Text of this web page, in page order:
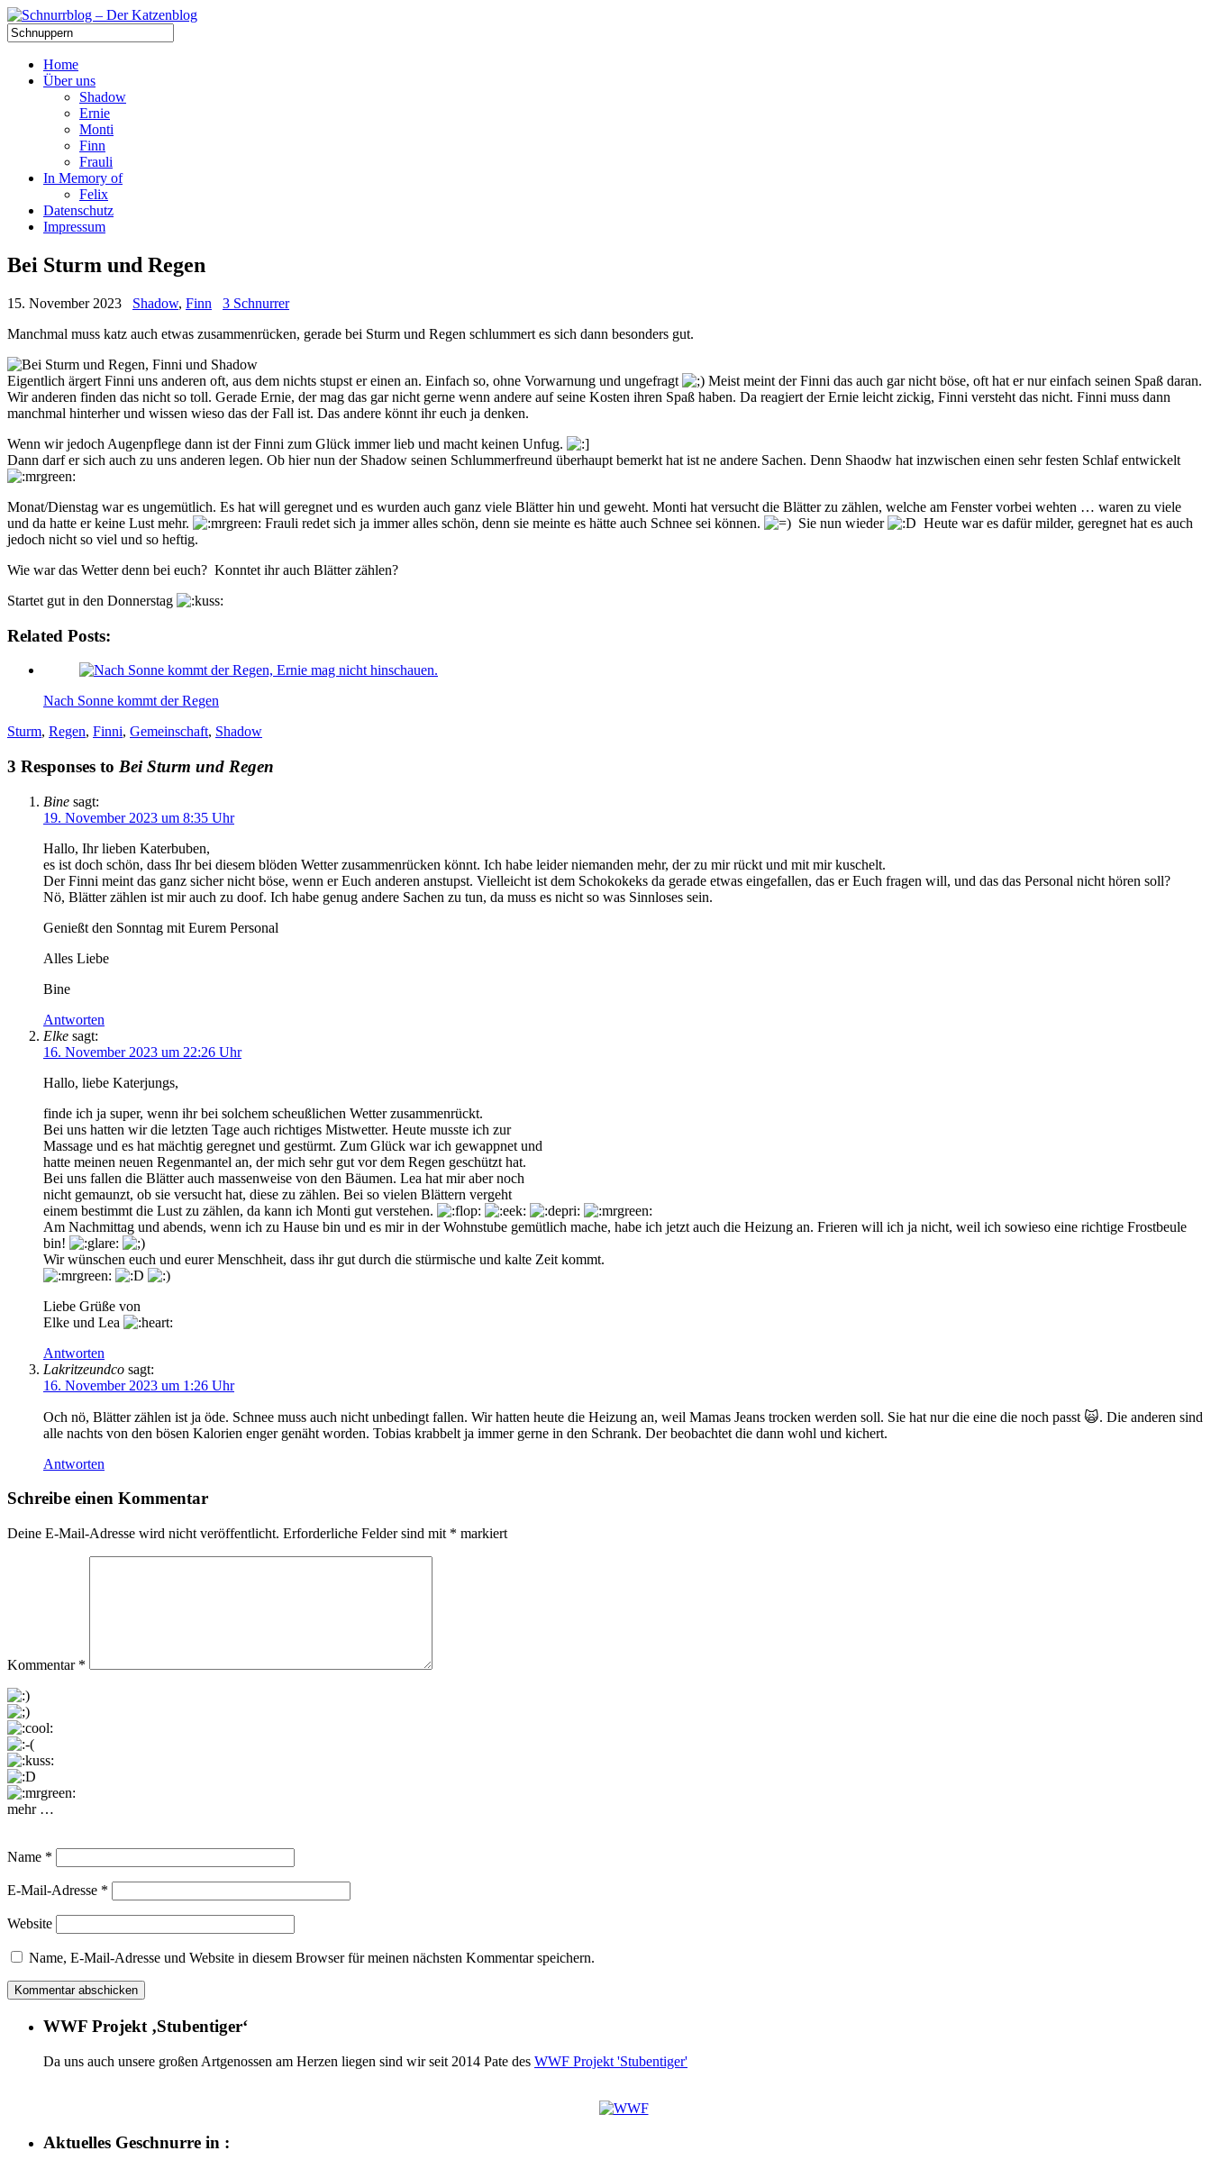
Home
Über uns
Shadow
Ernie
Monti
Finn
Frauli
In Memory of
Felix
Datenschutz
Impressum
Bei Sturm und Regen
15. November 2023 Shadow, Finn
3 Schnurrer
Manchmal muss katz auch etwas zusammenrücken, gerade bei Sturm und Regen schlummert es sich dann besonders gut.
Eigentlich ärgert Finni uns anderen oft, aus dem nichts stupst er einen an. Einfach so, ohne Vorwarnung und ungefragt
Meist meint der Finni das auch gar nicht böse, oft hat er nur einfach seinen Spaß daran.
Wir anderen finden das nicht so toll. Gerade Ernie, der mag das gar nicht gerne wenn andere auf seine Kosten ihren Spaß haben. Da reagiert der Ernie leicht zickig, Finni versteht das nicht. Finni muss dann
manchmal hinterher und wissen wieso das der Fall ist. Das andere könnt ihr euch ja denken.
Wenn wir jedoch Augenpflege dann ist der Finni zum Glück immer lieb und macht keinen Unfug.
Dann darf er sich auch zu uns anderen legen. Ob hier nun der Shadow seinen Schlummerfreund überhaupt bemerkt hat ist ne andere Sachen. Denn Shaodw hat inzwischen einen sehr festen Schlaf entwickelt
Monat/Dienstag war es ungemütlich. Es hat will geregnet und es wurden auch ganz viele Blätter hin und geweht. Monti hat versucht die Blätter zu zählen, welche am Fenster vorbei wehten … waren zu viele
und da hatte er keine Lust mehr.
Frauli redet sich ja immer alles schön, denn sie meinte es hätte auch Schnee sei können. Sie nun wieder
Heute war es dafür milder, geregnet hat es auch
jedoch nicht so viel und so heftig.
Wie war das Wetter denn bei euch? Konntet ihr auch Blätter zählen?
Startet gut in den Donnerstag
Related Posts:
Nach Sonne kommt der Regen
Sturm, Regen, Finni, Gemeinschaft, Shadow
3 Responses to Bei Sturm und Regen
Bine sagt:
19. November 2023 um 8:35 Uhr
Hallo, Ihr lieben Katerbuben,
es ist doch schön, dass Ihr bei diesem blöden Wetter zusammenrücken könnt. Ich habe leider niemanden mehr, der zu mir rückt und mit mir kuschelt.
Der Finni meint das ganz sicher nicht böse, wenn er Euch anderen anstupst. Vielleicht ist dem Schokokeks da gerade etwas eingefallen, das er Euch fragen will, und das das Personal nicht hören soll?
Nö, Blätter zählen ist mir auch zu doof. Ich habe genug andere Sachen zu tun, da muss es nicht so was Sinnloses sein.
Genießt den Sonntag mit Eurem Personal
Alles Liebe
Bine
Antworten
Elke sagt:
16. November 2023 um 22:26 Uhr
Hallo, liebe Katerjungs,
finde ich ja super, wenn ihr bei solchem scheußlichen Wetter zusammenrückt.
Bei uns hatten wir die letzten Tage auch richtiges Mistwetter. Heute musste ich zur
Massage und es hat mächtig geregnet und gestürmt. Zum Glück war ich gewappnet und
hatte meinen neuen Regenmantel an, der mich sehr gut vor dem Regen geschützt hat.
Bei uns fallen die Blätter auch massenweise von den Bäumen. Lea hat mir aber noch
nicht gemaunzt, ob sie versucht hat, diese zu zählen. Bei so vielen Blättern vergeht
einem bestimmt die Lust zu zählen, da kann ich Monti gut verstehen.
Am Nachmittag und abends, wenn ich zu Hause bin und es mir in der Wohnstube gemütlich mache, habe ich jetzt auch die Heizung an. Frieren will ich ja nicht, weil ich sowieso eine richtige Frostbeule
bin!
Wir wünschen euch und eurer Menschheit, dass ihr gut durch die stürmische und kalte Zeit kommt.
Liebe Grüße von
Elke und Lea
Antworten
Lakritzeundco sagt:
16. November 2023 um 1:26 Uhr
Och nö, Blätter zählen ist ja öde. Schnee muss auch nicht unbedingt fallen. Wir hatten heute die Heizung an, weil Mamas Jeans trocken werden soll. Sie hat nur die eine die noch passt 🙀. Die anderen sind
alle nachts von den bösen Kalorien enger genäht worden. Tobias krabbelt ja immer gerne in den Schrank. Der beobachtet die dann wohl und kichert.
Antworten
Schreibe einen Kommentar
Deine E-Mail-Adresse wird nicht veröffentlicht. Erforderliche Felder sind mit * markiert
Kommentar *
mehr …
Name *
E-Mail-Adresse *
Website
Name, E-Mail-Adresse und Website in diesem Browser für meinen nächsten Kommentar speichern.
WWF Projekt ‚Stubentiger‘
Da uns auch unsere großen Artgenossen am Herzen liegen sind wir seit 2014 Pate des WWF Projekt 'Stubentiger'
Aktuelles Geschnurre in :